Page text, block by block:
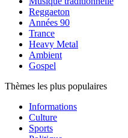
Reggaeton
Années 90
Trance
Heavy Metal
Ambient
Gospel
Thèmes les plus populaires
Informations
Culture
Sports